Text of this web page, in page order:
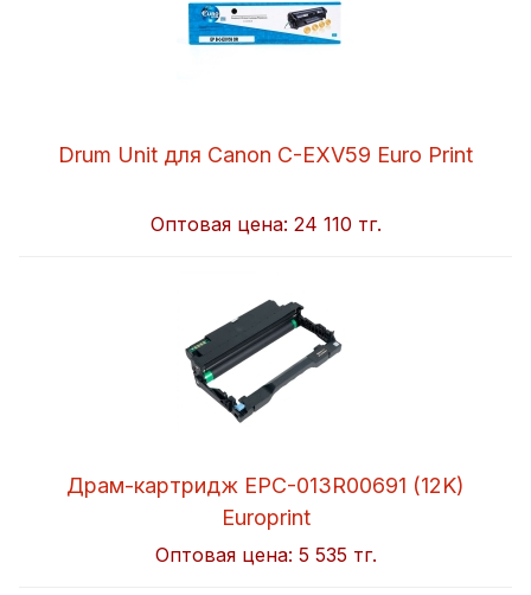
Drum Unit для Canon C-EXV59 Euro Print
Оптовая цена: 24 110 тг.
Драм-картридж EPC-013R00691 (12K)
Europrint
Оптовая цена: 5 535 тг.